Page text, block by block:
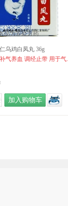
乌鸡白凤丸 36g
补血调经
品为非处方药
加入购物车